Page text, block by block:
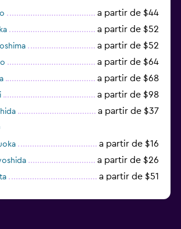
a partir de $44
a partir de $52
a partir de $52
a partir de $64
a partir de $68
a partir de $98
a partir de $37
a partir de $16
a partir de $26
a partir de $51